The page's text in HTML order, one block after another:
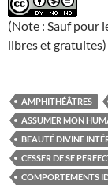
(Note : Sauf pour
libres et gratuites)
AMPHITHÉÂTRES
ASSUMER MON
BEAUTÉ DIVINE
CESSER DE SE
COMPORTEMENTS